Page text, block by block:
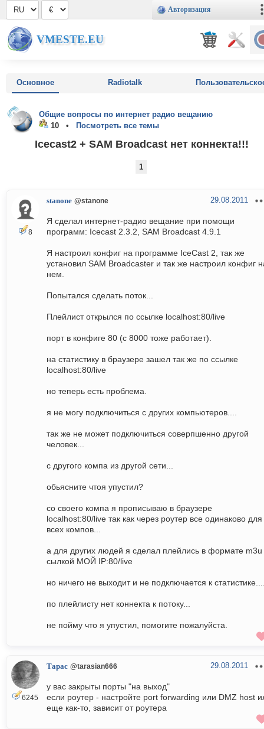
Авторизация
VMESTE.EU
Основное Radiotalk
Общие вопросы по интернет радио вещанию
10 •
Посмотреть все темы
Icecast2 + SAM Broadcast нет коннекта!!!
1
8
stanone @stanone 29.08.2011
Я сделал интернет-радио вещание при помощи
программ: Icecast 2.3.2, SAM Broadcast 4.9.1
Я настроил конфиг на программе IceCast 2, так же
установил SAM Broadcaster и так же настроил конфиг
нем.
Попытался сделать поток...
Плейлист открылся по ссылке localhost:80/live
порт в конфиге 80 (с 8000 тоже работает).
на статистику в браузере зашел так же по ссылке
localhost:80/live
но теперь есть проблема.
я не могу подключиться с других компьютеров....
так же не может подключиться соверпшенно другой
человек...
с другого компа из другой сети...
обьясните чтоя упустил?
со своего компа я прописываю в браузере
localhost:80/live так как через роутер все одинаково для
всех компов...
а для других людей я сделал плейлись в формате m3u
сылкой МОЙ IP:80/live
но ничего не выходит и не подключается к
по плейлисту нет коннекта к потоку...
не пойму что я упустил, помогите пожалуйста.
6245
Тарас @tarasian666 29.08.2011
у вас закрыты порты "на выход"
если роутер - настройте port forwarding или DMZ host
еще как-то, зависит от роутера